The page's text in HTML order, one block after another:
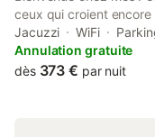
ceux qui croient
Passionnés d'amour,
nous avons imaginé un
à la romance, à
Jacuzzi WiFi
Annulation gratuite
dès 373 € par nuit